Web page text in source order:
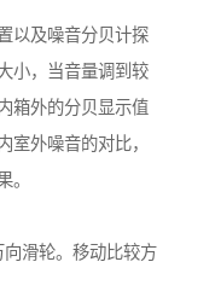
以及噪音分贝计探
小，当音量调到较
箱外的分贝显示值
室外噪音的对比，
。
滑轮。移动比较方